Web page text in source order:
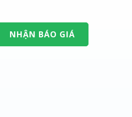
NHẬN BÁO GIÁ